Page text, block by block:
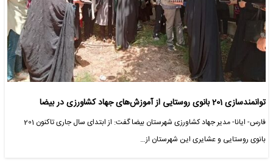
توانمندسازی 201 بانوی روستایی از آموزش‌های جهاد کشاورزی در بیضا
فارس- ایانا- مدیر جهاد کشاورزی شهرستان بیضا گفت: از ابتدای سال جاری تاکنون 201
بانوی روستایی و عشایری این شهرستان از…